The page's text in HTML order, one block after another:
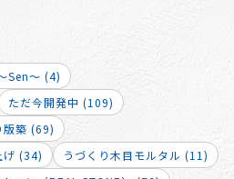
Sen～ (4)
ただ今開発中 (109)
版築 (69)
げ (34)
うづくり木目モルタル (11)